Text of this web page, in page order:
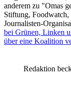
anderem zu "Omas
Stiftung,
Journalisten-
bei Grünen, Linken
über eine Koalition
Redaktion